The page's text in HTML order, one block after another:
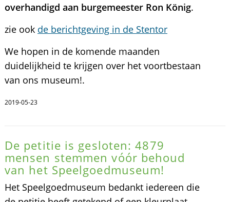
overhandigd aan burgemeester Ron König.
zie ook de berichtgeving in de Stentor
We hopen in de komende maanden
duidelijkheid te krijgen over het voortbestaan
van ons museum!.
2019-05-23
De petitie is gesloten: 4879
mensen stemmen vóór behoud
van het Speelgoedmuseum!
Het Speelgoedmuseum bedankt iedereen die